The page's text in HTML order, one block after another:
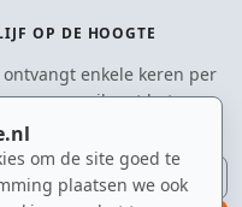
om de site goed te
plaatsen we ook
OP DE HOOGTE
ontvangt enkele keren per
een e-mail met het
badmintonnieuws.